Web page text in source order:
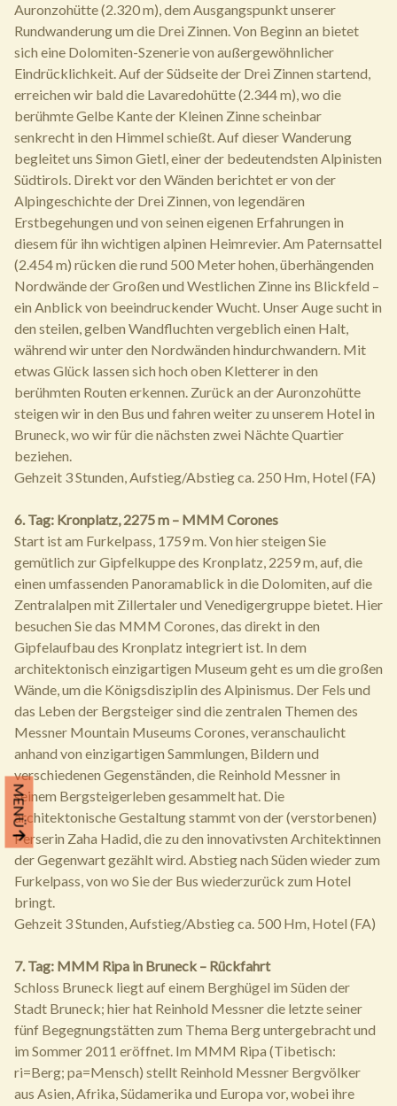
MENÜ
Auronzohütte (2.320 m), dem Ausgangspunkt unserer
Rundwanderung um die Drei Zinnen. Von Beginn an bietet
sich eine Dolomiten-Szenerie von außergewöhnlicher
Eindrücklichkeit. Auf der Südseite der Drei Zinnen startend,
erreichen wir bald die Lavaredohütte (2.344 m), wo die
berühmte Gelbe Kante der Kleinen Zinne scheinbar
senkrecht in den Himmel schießt. Auf dieser Wanderung
begleitet uns Simon Gietl, einer der bedeutendsten Alpinisten
Südtirols. Direkt vor den Wänden berichtet er von der
Alpingeschichte der Drei Zinnen, von legendären
Erstbegehungen und von seinen eigenen Erfahrungen in
diesem für ihn wichtigen alpinen Heimrevier. Am Paternsattel
(2.454 m) rücken die rund 500 Meter hohen, überhängenden
Nordwände der Großen und Westlichen Zinne ins Blickfeld –
ein Anblick von beeindruckender Wucht. Unser Auge sucht in
den steilen, gelben Wandfluchten vergeblich einen Halt,
während wir unter den Nordwänden hindurchwandern. Mit
etwas Glück lassen sich hoch oben Kletterer in den
berühmten Routen erkennen. Zurück an der Auronzohütte
steigen wir in den Bus und fahren weiter zu unserem Hotel in
Bruneck, wo wir für die nächsten zwei Nächte Quartier
beziehen.
Gehzeit 3 Stunden, Aufstieg/Abstieg ca. 250 Hm, Hotel (FA)
6. Tag: Kronplatz, 2275 m – MMM Corones
Start ist am Furkelpass, 1759 m. Von hier steigen Sie
gemütlich zur Gipfelkuppe des Kronplatz, 2259 m, auf, die
einen umfassenden Panoramablick in die Dolomiten, auf die
Zentralalpen mit Zillertaler und Venedigergruppe bietet. Hier
besuchen Sie das MMM Corones, das direkt in den
Gipfelaufbau des Kronplatz integriert ist. In dem
architektonisch einzigartigen Museum geht es um die großen
Wände, um die Königsdisziplin des Alpinismus. Der Fels und
das Leben der Bergsteiger sind die zentralen Themen des
Messner Mountain Museums Corones, veranschaulicht
anhand von einzigartigen Sammlungen, Bildern und
verschiedenen Gegenständen, die Reinhold Messner in
seinem Bergsteigerleben gesammelt hat. Die
architektonische Gestaltung stammt von der (verstorbenen)
Perserin Zaha Hadid, die zu den innovativsten Architektinnen
der Gegenwart gezählt wird. Abstieg nach Süden wieder zum
Furkelpass, von wo Sie der Bus wiederzurück zum Hotel
bringt.
Gehzeit 3 Stunden, Aufstieg/Abstieg ca. 500 Hm, Hotel (FA)
7. Tag: MMM Ripa in Bruneck – Rückfahrt
Schloss Bruneck liegt auf einem Berghügel im Süden der
Stadt Bruneck; hier hat Reinhold Messner die letzte seiner
fünf Begegnungstätten zum Thema Berg untergebracht und
im Sommer 2011 eröffnet. Im MMM Ripa (Tibetisch:
ri=Berg; pa=Mensch) stellt Reinhold Messner Bergvölker
aus Asien, Afrika, Südamerika und Europa vor, wobei ihre